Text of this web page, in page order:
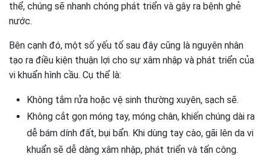
thể, chúng sẽ nhanh chóng phát triển và gây ra bệnh ghẻ
nước.
Bên cạnh đó, một số yếu tố sau đây cũng là nguyên nhân
tạo ra điều kiện thuận lợi cho sự xâm nhập và phát triển của
vi khuẩn hình cầu. Cụ thể là:
Không tắm rửa hoặc vệ sinh thường xuyên, sạch sẽ.
Không cắt gọn móng tay, móng chân, khiến chúng dài ra
dễ bám dính đất, bụi bẩn. Khi dùng tay cào, gãi lên da vi
khuẩn sẽ dễ dàng xâm nhập, phát triển và tấn công.